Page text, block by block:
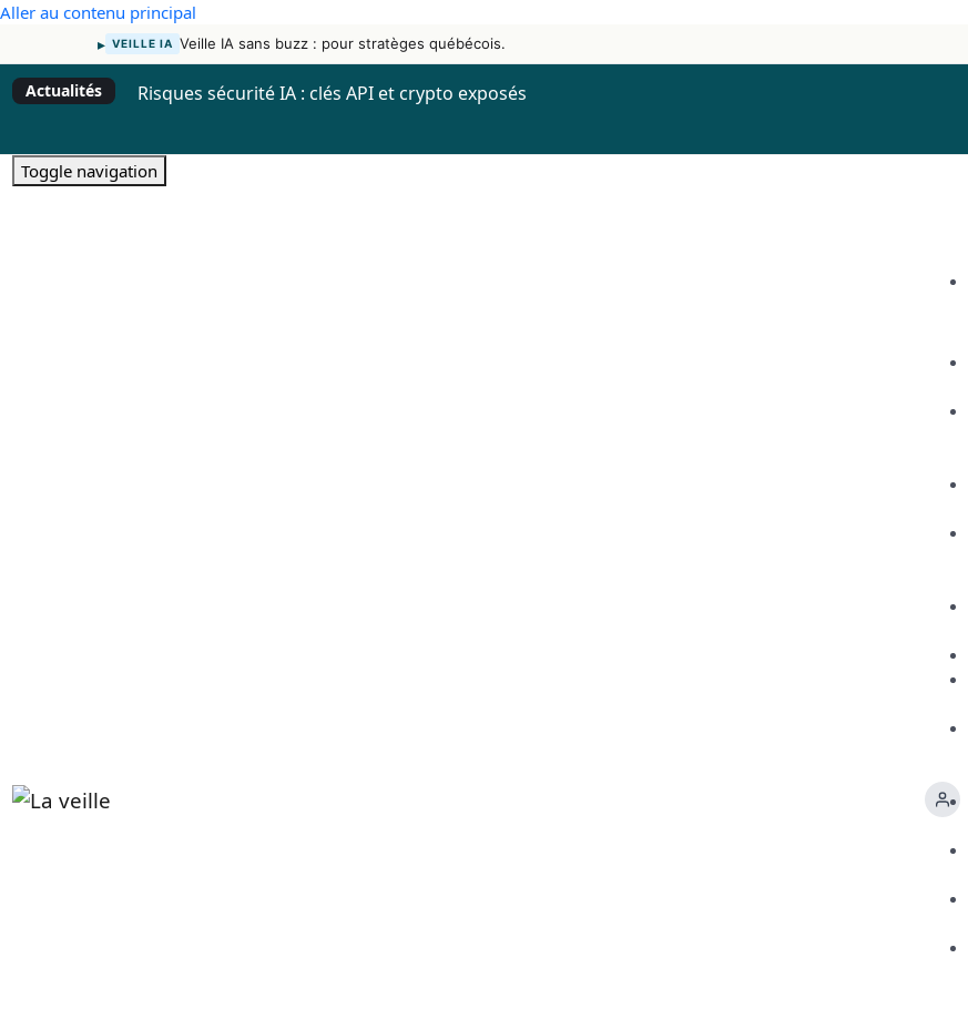
Aller au contenu principal
▸ VEILLE IA Veille IA sans buzz : pour stratèges québécois.
Actualités Risques sécurité IA : clés API et crypto exposés
Toggle navigation